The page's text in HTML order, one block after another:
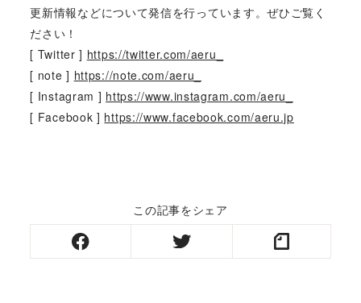
更新情報などについて発信を行っています。ぜひご覧く
ださい！
[ Twitter ] https://twitter.com/aeru_
[ note ] https://note.com/aeru_
[ Instagram ] https://www.instagram.com/aeru_
[ Facebook ] https://www.facebook.com/aeru.jp
この記事をシェア